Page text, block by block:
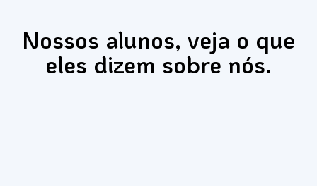
Nossos alunos, veja o que
eles dizem sobre nós.